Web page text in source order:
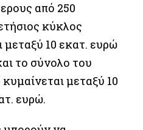
από 250
κύκλος
μεταξύ 10 εκατ. ευρώ
το σύνολο του
μεταξύ 10
ευρώ.